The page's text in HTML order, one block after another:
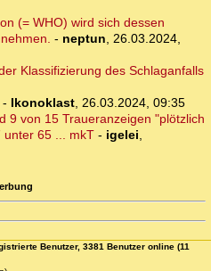
(= WHO) wird sich dessen
- neptun, 26.03.2024,
Klassifizierung des Schlaganfalls
- Ikonoklast, 26.03.2024, 09:35
9 von 15 Traueranzeigen "plötzlich
unter 65 ... mkT - igelei,
Benutzer, 3381 Benutzer online (11